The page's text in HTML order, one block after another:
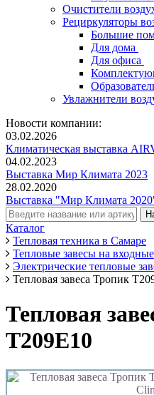
Очистители
Рециркуляторы
Большие
Для дома
Для офиса
Увлажнители
Новости компании:
03.02.2026
Климатическая выставка
04.02.2023
Выставка Мир Климата 2023
28.02.2020
Выставка "Мир Климата
Каталог
Тепловая техника в Самаре
Тепловые завесы на
Электрические тепловые
Тепловая завеса Тропик
Тепловая
T209E10